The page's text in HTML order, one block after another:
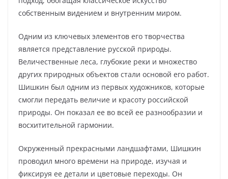
собственным видением и внутренним миром.
Одним из ключевых элементов его творчества
является представление русской природы.
Величественные леса, глубокие реки и множество
других природных объектов стали основой его работ.
Шишкин был одним из первых художников, которые
смогли передать величие и красоту российской
природы. Он показал ее во всей ее разнообразии и
восхитительной гармонии.
Окруженный прекрасными ландшафтами, Шишкин
проводил много времени на природе, изучая и
фиксируя ее детали и цветовые переходы. Он